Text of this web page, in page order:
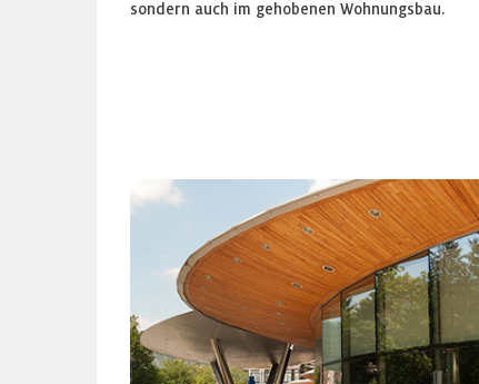
sondern auch im gehobenen Wohnungsbau.